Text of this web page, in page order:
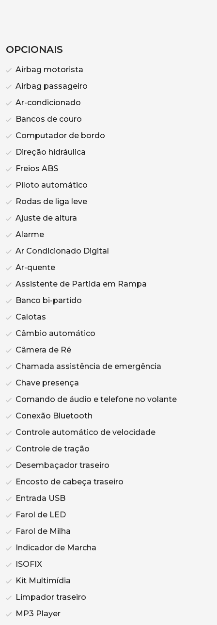
OPCIONAIS
Airbag motorista
Airbag passageiro
Ar-condicionado
Bancos de couro
Computador de bordo
Direção hidráulica
Freios ABS
Piloto automático
Rodas de liga leve
Ajuste de altura
Alarme
Ar Condicionado Digital
Ar-quente
Assistente de Partida em Rampa
Banco bi-partido
Calotas
Câmbio automático
Câmera de Ré
Chamada assistência de emergência
Chave presença
Comando de áudio e telefone no volante
Conexão Bluetooth
Controle automático de velocidade
Controle de tração
Desembaçador traseiro
Encosto de cabeça traseiro
Entrada USB
Farol de LED
Farol de Milha
Indicador de Marcha
ISOFIX
Kit Multimídia
Limpador traseiro
MP3 Player